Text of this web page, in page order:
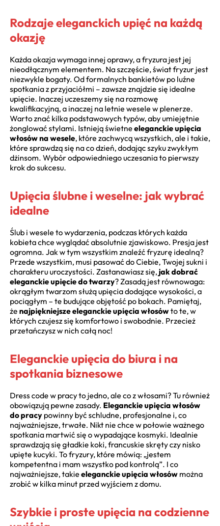
Rodzaje eleganckich upięć na każdą
okazję
Każda okazja wymaga innej oprawy, a fryzura jest jej
nieodłącznym elementem. Na szczęście, świat fryzur jest
niezwykle bogaty. Od formalnych bankietów po luźne
spotkania z przyjaciółmi – zawsze znajdzie się idealne
upięcie. Inaczej uczeszemy się na rozmowę
kwalifikacyjną, a inaczej na letnie wesele w plenerze.
Warto znać kilka podstawowych typów, aby umiejętnie
żonglować stylami. Istnieją świetne eleganckie upięcia
włosów na wesele, które zachwycą wszystkich, ale i takie,
które sprawdzą się na co dzień, dodając szyku zwykłym
dżinsom. Wybór odpowiedniego uczesania to pierwszy
krok do sukcesu.
Upięcia ślubne i weselne: jak wybrać
idealne
Ślub i wesele to wydarzenia, podczas których każda
kobieta chce wyglądać absolutnie zjawiskowo. Presja jest
ogromna. Jak w tym wszystkim znaleźć fryzurę idealną?
Przede wszystkim, musi pasować do Ciebie, Twojej sukni i
charakteru uroczystości. Zastanawiasz się, jak dobrać
eleganckie upięcie do twarzy? Zasadą jest równowaga:
okrągłym twarzom służą upięcia dodające wysokości, a
pociągłym – te budujące objętość po bokach. Pamiętaj,
że najpiękniejsze eleganckie upięcia włosówto te, w
których czujesz się komfortowo i swobodnie. Przecież
przetańczysz w nich całą noc!
Eleganckie upięcia do biura i na
spotkania biznesowe
Dress code w pracy to jedno, ale co z włosami? Tu również
obowiązują pewne zasady. Eleganckie upięcia włosów
do pracy powinny być schludne, profesjonalne i, co
najważniejsze, trwałe. Nikt nie chce w połowie ważnego
spotkania martwić się o wypadające kosmyki. Idealnie
sprawdzają się gładkie koki, francuskie skręty czy nisko
upięte kucyki. To fryzury, które mówią: „jestem
kompetentna i mam wszystko pod kontrolą”. I co
najważniejsze, takie eleganckie upięcia włosów można
zrobić w kilka minut przed wyjściem z domu.
Szybkie i proste upięcia na codzienne